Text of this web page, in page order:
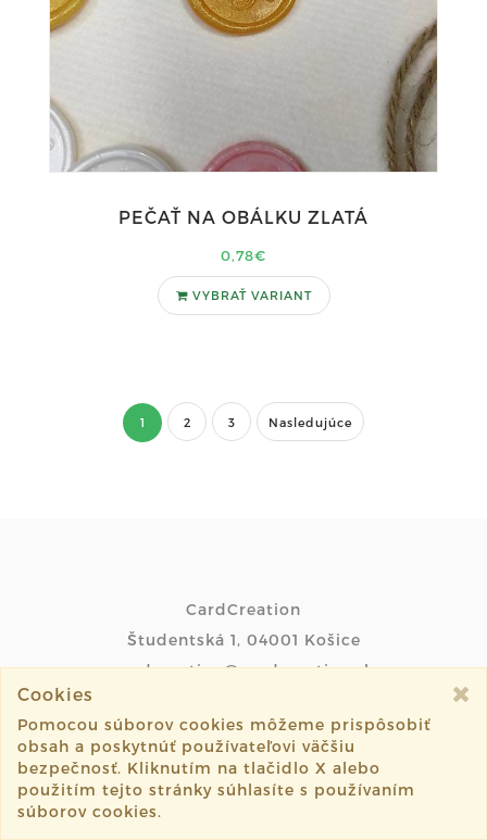
PEČAŤ NA OBÁLKU ZLATÁ
0,78€
VYBRAŤ VARIANT
1 2 3 Nasledujúce
CardCreation
Študentská 1, 04001 Košice
cardcreation@cardcreation.sk
OBCHODNÉ PODMIENKY
Cookies
Pomocou súborov cookies môžeme prispôsobiť
obsah a poskytnúť používateľovi väčšiu
bezpečnosť. Kliknutím na tlačidlo X alebo
použitím tejto stránky súhlasíte s používaním
súborov cookies.